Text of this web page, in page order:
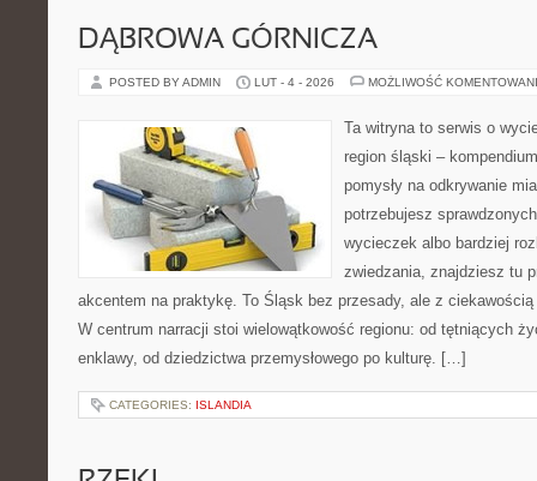
DĄBROWA GÓRNICZA
POSTED BY ADMIN LUT - 4 - 2026 MOŻLIWOŚĆ
Ta witryna to serwis o
region śląski –
pomysły na odkrywanie
potrzebujesz
wycieczek albo bardziej
zwiedzania, znajdziesz tu
akcentem na praktykę. To Śląsk bez przesady, ale z
W centrum narracji stoi wielowątkowość regionu: od tętniących
enklawy, od dziedzictwa przemysłowego po kulturę. […]
CATEGORIES: ISLANDIA